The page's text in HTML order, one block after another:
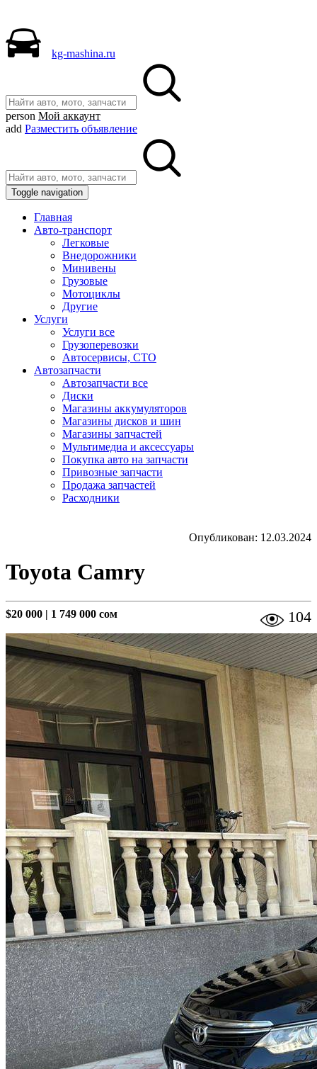
kg-mashina.ru
person Мой аккаунт
add Разместить объявление
Toggle navigation
Главная
Авто-транспорт
Легковые
Внедорожники
Минивены
Грузовые
Мотоциклы
Другие
Услуги
Услуги все
Грузоперевозки
Автосервисы, СТО
Автозапчасти
Автозапчасти все
Диски
Магазины аккумуляторов
Магазины дисков и шин
Магазины запчастей
Мультимедиа и аксессуары
Покупка авто на запчасти
Привозные запчасти
Продажа запчастей
Расходники
Опубликован: 12.03.2024
Toyota Camry
$20 000 | 1 749 000 сом 104